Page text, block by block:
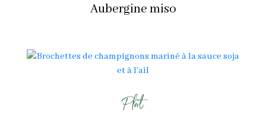
Aubergine miso
Plat